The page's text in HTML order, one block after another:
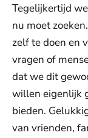
Tegelijkertijd
nu moet
zelf te doen en
vragen of
dat we dit
willen eigenlijk
bieden.
van vrienden,